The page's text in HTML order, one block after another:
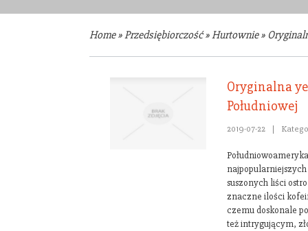
Home»Przedsiębiorczość»Hurtownie»
Oryginalna
Południowej
2019-07-22 |
suszonych liści
znaczne ilości
czemu doskonale
też intrygującym,